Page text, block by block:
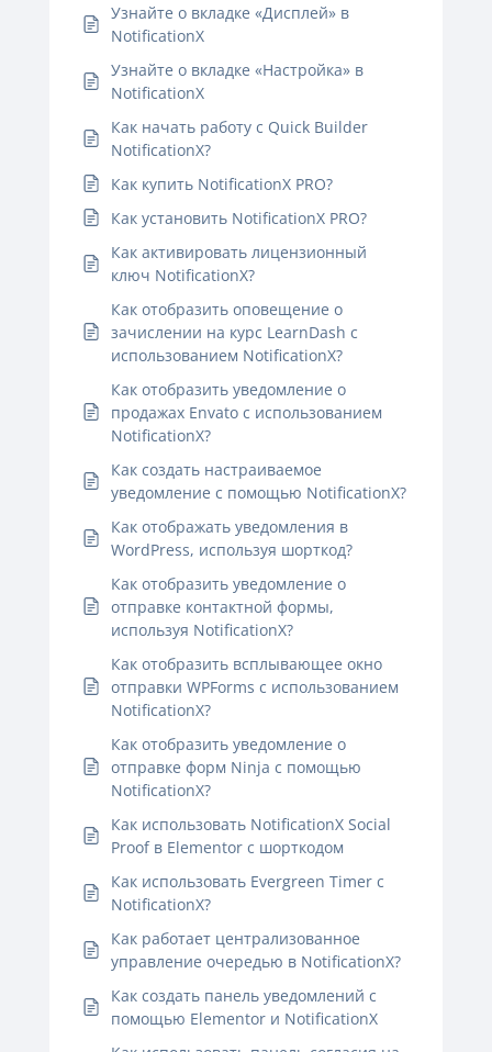
Узнайте о вкладке «Дисплей» в
NotificationX
Узнайте о вкладке «Настройка» в
NotificationX
Как начать работу с Quick Builder
NotificationX?
Как купить NotificationX PRO?
Как установить NotificationX PRO?
Как активировать лицензионный
ключ NotificationX?
Как отобразить оповещение о
зачислении на курс LearnDash с
использованием NotificationX?
Как отобразить уведомление о
продажах Envato с использованием
NotificationX?
Как создать настраиваемое
уведомление с помощью NotificationX?
Как отображать уведомления в
WordPress, используя шорткод?
Как отобразить уведомление о
отправке контактной формы,
используя NotificationX?
Как отобразить всплывающее окно
отправки WPForms с использованием
NotificationX?
Как отобразить уведомление о
отправке форм Ninja с помощью
NotificationX?
Как использовать NotificationX Social
Proof в Elementor с шорткодом
Как использовать Evergreen Timer с
NotificationX?
Как работает централизованное
управление очередью в NotificationX?
Как создать панель уведомлений с
помощью Elementor и NotificationX